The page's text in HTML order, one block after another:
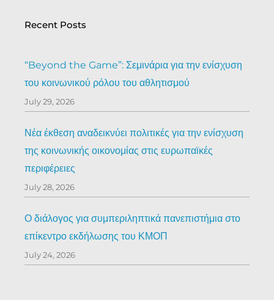
Recent Posts
“Beyond the Game”: Σεμινάρια για την ενίσχυση
του κοινωνικού ρόλου του αθλητισμού
July 29, 2026
Νέα έκθεση αναδεικνύει πολιτικές για την ενίσχυση
της κοινωνικής οικονομίας στις ευρωπαϊκές
περιφέρειες
July 28, 2026
Ο διάλογος για συμπεριληπτικά πανεπιστήμια στο
επίκεντρο εκδήλωσης του ΚΜΟΠ
July 24, 2026